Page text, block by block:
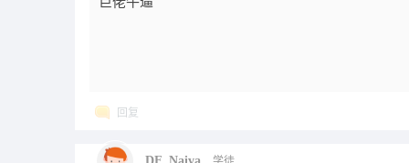
回复